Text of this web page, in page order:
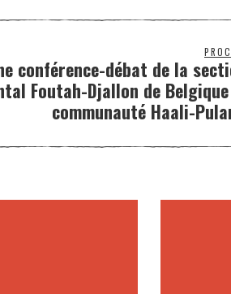
conférence-débat de la
Foutah-Djallon de
communauté Haali-